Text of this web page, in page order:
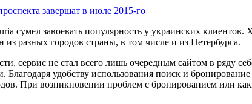
завершат в июле 2015-го
сумел завоевать популярность у украинских
из разных городов страны, в том числе и из Петербурга.
сервис не стал всего лишь очередным сайтом в ряду
Благодаря удобству использования поиск и
При возникновении проблем с бронированием или